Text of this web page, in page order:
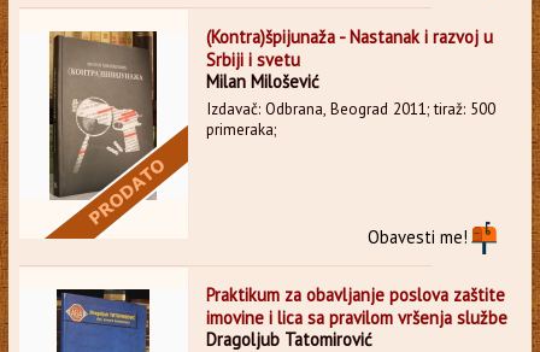
(Kontra)špijunaža - Nastanak i razvoj u
Srbiji i svetu
Milan Milošević
Izdavač: Odbrana, Beograd 2011; tiraž: 500
primeraka;
Obavesti me!
Praktikum za obavljanje poslova zaštite
imovine i lica sa pravilom vršenja službe
Dragoljub Tatomirović